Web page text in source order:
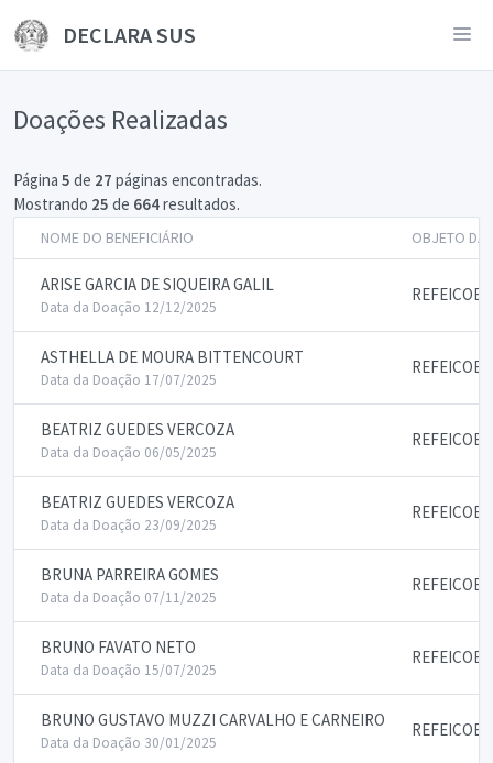
DECLARA SUS
Doações Realizadas
Página 5 de 27 páginas encontradas.
Mostrando 25 de 664resultados.
NOME DO BENEFICIÁRIO OBJETO DA
ARISE GARCIA DE SIQUEIRA GALIL
Data da Doação 12/12/2025
REFEICOES
ASTHELLA DE MOURA BITTENCOURT
Data da Doação 17/07/2025
REFEICOES
BEATRIZ GUEDES VERCOZA
Data da Doação 06/05/2025
REFEICOES
BEATRIZ GUEDES VERCOZA
Data da Doação 23/09/2025
REFEICOES
BRUNA PARREIRA GOMES
Data da Doação 07/11/2025
REFEICOES
BRUNO FAVATO NETO
Data da Doação 15/07/2025
REFEICOES
BRUNO GUSTAVO MUZZI CARVALHO E CARNEIRO
Data da Doação 30/01/2025
REFEICOES